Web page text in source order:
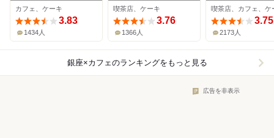
カフェ、ケーキ
3.83
1434人
喫茶店、ケーキ
3.76
1366人
喫茶店、カフェ、ケ
3.75
2173人
銀座×カフェのランキングをもっと見る
広告を非表示